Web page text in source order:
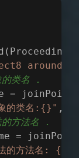
around
类名 .
=
的类名:{}" ,
方法名 .
=
的方法名: {}"